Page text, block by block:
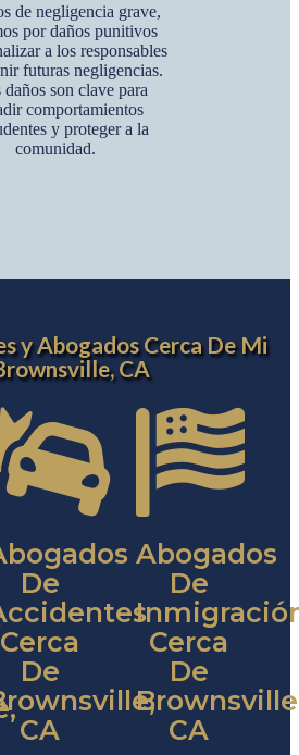
de negligencia grave,
por daños punitivos
a los responsables
futuras negligencias.
daños son clave para
comportamientos
y proteger a la
comunidad.
y Abogados Cerca De Mi
CA
De
Cerca
De
CA
Abogados
De
Cerca
De
CA